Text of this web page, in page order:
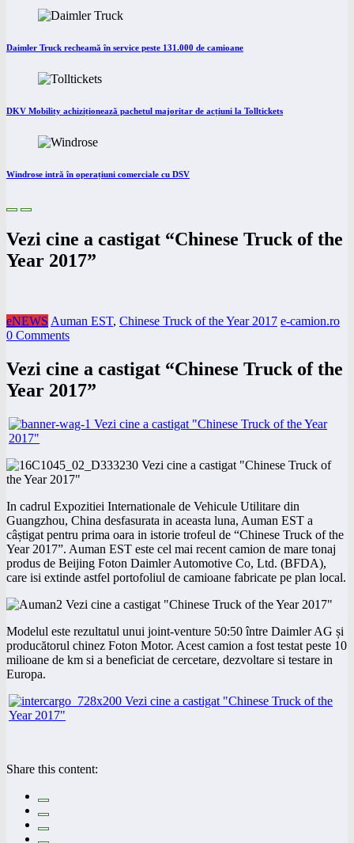
Daimler Truck recheamă în service peste 131.000 de camioane
DKV Mobility achiziționează pachetul majoritar de acțiuni la Tolltickets
Windrose intră în operațiuni comerciale cu DSV
Vezi cine a castigat “Chinese Truck of the
Year 2017”
eNEWS Auman EST, Chinese Truck of the Year 2017 e-camion.ro
0 Comments
Vezi cine a castigat “Chinese Truck of the
Year 2017”
In cadrul Expozitiei Internationale de Vehicule Utilitare din
Guangzhou, China desfasurata in aceasta luna, Auman EST a
câștigat pentru prima oara in istorie trofeul de “Chinese Truck of the
Year 2017”. Auman EST este cel mai recent camion de mare tonaj
produs de Beijing Foton Daimler Automotive Co, Ltd. (BFDA),
care isi extinde astfel portofoliul de camioane fabricate pe plan local.
Modelul este rezultatul unui joint-venture 50:50 între Daimler AG și
producătorul chinez Foton Motor. Acest camion a fost testat peste 10
milioane de km si a beneficiat de cercetare, dezvoltare si testare in
Europa.
Share this content: